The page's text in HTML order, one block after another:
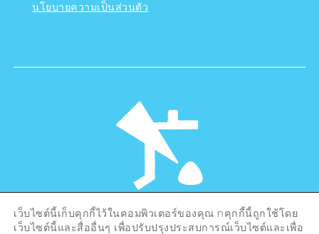
นโยบายความเป็นส่วนตัว
©Hiroshima Tourism Association /
Hiroshima Prefecture / Hiroshima City .
เว็บไซต์นี้เก็บคุกกี้ไว้ในคอมพิวเตอร์ของคุณ nคุกกี้นี้ถูกใช้โดย
เว็บไซต์นี้และสื่ออื่นๆ เพื่อปรับปรุงประสบการณ์เว็บไซต์และเพื่อ